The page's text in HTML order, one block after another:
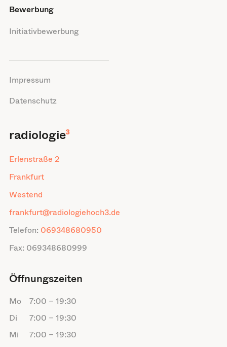
Bewerbung
Initiativbewerbung
Impressum
Datenschutz
radiologie³
Erlenstraße 2
Frankfurt
Westend
frankfurt@radiologiehoch3.de
Telefon: 069348680950
Fax: 069348680999
Öffnungszeiten
Mo 7:00 – 19:30
Di
7:00 – 19:30
Mi
7:00 – 19:30